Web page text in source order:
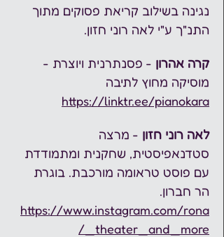
נגינה בשילוב קריאת פסוקים מתוך
התנ"ך ע"י לאה רוני חזון.
קרה אהרון - פסנתרנית ויוצרת -
מוסיקה מחוץ לתיבה
https://linktr.ee/pianokara
לאה רוני חזון - מרצה
סטדנאפיסטית, שחקנית ומתמודדת
עם פוסט טראומה מורכבת. בוגרת
הר חברון.
https://www.instagram.com/rona
_theater_and_more/